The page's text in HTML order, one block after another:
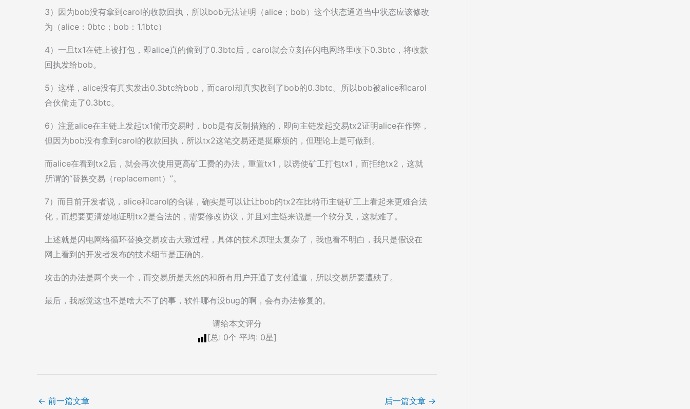
3）因为bob没有拿到carol的收款回执，所以bob无法证明（alice；bob）这个状态通道当中状态应该修改
为（alice：0btc；bob：1.1btc）
4）一旦tx1在链上被打包，即alice真的偷到了0.3btc后，carol就会立刻在闪电网络里收下0.3btc，将收款
回执发给bob。
5）这样，alice没有真实发出0.3btc给bob，而carol却真实收到了bob的0.3btc。所以bob被alice和carol
合伙偷走了0.3btc。
6）注意alice在主链上发起tx1偷币交易时，bob是有反制措施的，即向主链发起交易tx2证明alice在作弊，
但因为bob没有拿到carol的收款回执，所以tx2这笔交易还是挺麻烦的，但理论上是可做到。
而alice在看到tx2后，就会再次使用更高矿工费的办法，重置tx1，以诱使矿工打包tx1，而拒绝tx2，这就
所谓的“替换交易（replacement）”。
7）而目前开发者说，alice和carol的合谋，确实是可以让让bob的tx2在比特币主链矿工上看起来更难合法
化，而想要更清楚地证明tx2是合法的，需要修改协议，并且对主链来说是一个软分叉，这就难了。
上述就是闪电网络循环替换交易攻击大致过程，具体的技术原理太复杂了，我也看不明白，我只是假设在
网上看到的开发者发布的技术细节是正确的。
攻击的办法是两个夹一个，而交易所是天然的和所有用户开通了支付通道，所以交易所要遭殃了。
最后，我感觉这也不是啥大不了的事，软件哪有没bug的啊，会有办法修复的。
请给本文评分
[总: 0个 平均: 0星]
← 前一篇文章 后一篇文章 →